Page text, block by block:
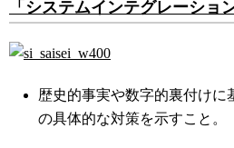
「システムインテグレーショ
歴史的事実や数字的裏付けに
の具体的な対策を示すこと。